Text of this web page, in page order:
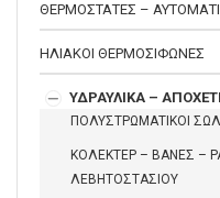
ΘΕΡΜΟΣΤΑΤΕΣ –
ΗΛΙΑΚΟΙ ΘΕΡΜΟΣΙΦΩΝΕΣ
ΥΔΡΑΥΛΙΚΑ –
ΠΟΛΥΣΤΡΩΜΑΤΙΚΟΙ
ΚΟΛΕΚΤΕΡ – ΒΑΝΕΣ –
ΛΕΒΗΤΟΣΤΑΣΙΟΥ